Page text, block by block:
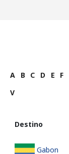
A B C D E F
V
Destino
Gabon